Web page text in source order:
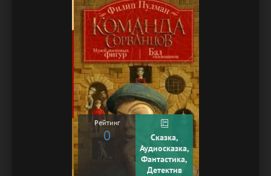
Рейтинг
0
Сказка,
Аудиосказка,
Фантастика,
Детектив